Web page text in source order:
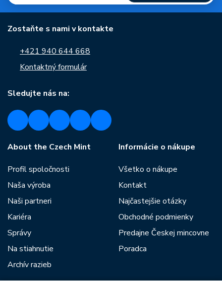
Zostaňte s nami v kontakte
+421 940 644 668
Kontaktný formulár
Sledujte nás na:
About the Czech Mint
Profil spoločnosti
Naša výroba
Naši partneri
Kariéra
Správy
Na stiahnutie
Archív razieb
Informácie o nákupe
Všetko o nákupe
Kontakt
Najčastejšie otázky
Obchodné podmienky
Predajne Českej mincovne
Poradca